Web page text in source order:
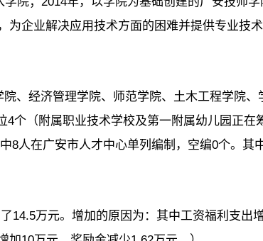
企业解决应用技术方面的困难并提供专业技
、经济管理学院、师范学院、土木工程学院
（附属职业技术学校及第一附属幼儿园正在
人在广安市人才中心单列编制，空编0个。其
14.5万元。增加的原因为：其中工资福利支出